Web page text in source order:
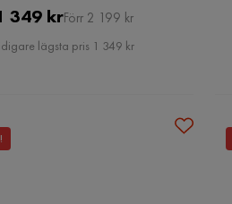
Pris
349 krOriginal
Pris
Förr 2 199 kr
lägsta pris 1 349 kr